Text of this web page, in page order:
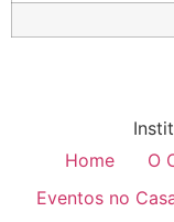
Home
O
Eventos no